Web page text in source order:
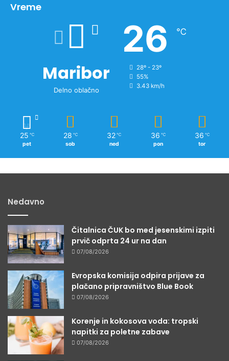
vVreme
Maribor
Delno oblačno
26 ℃
28º - 23º
55%
3.43 km/h
25 ℃
pet
28 ℃
sob
32 ℃
ned
36 ℃
pon
36 ℃
tor
Nedavno
Čitalnica ČUK bo med jesenskimi izpiti
prvič odprta 24 ur na dan
07/08/2026
Evropska komisija odpira prijave za
plačano pripravništvo Blue Book
07/08/2026
Korenje in kokosova voda: tropski
napitki za poletne zabave
07/08/2026